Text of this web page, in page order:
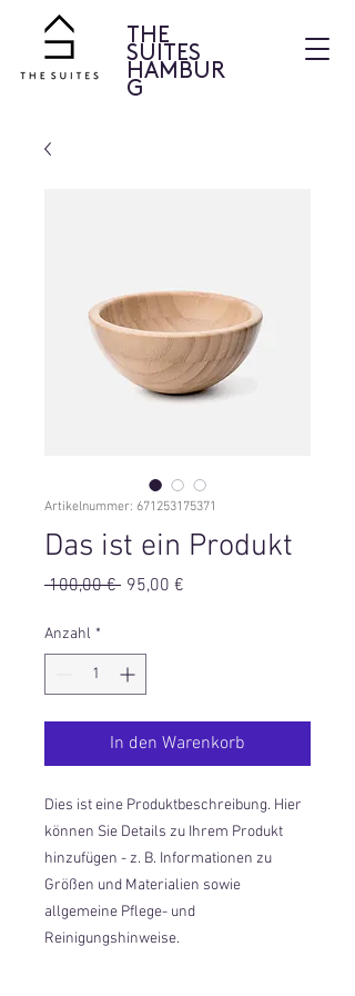
THE
SUITES
HAMBUR
G
Artikelnummer: 671253175371
Das ist ein Produkt
100,00 € Standardpreis
95,00 €
Anzahl *
In den Warenkorb
Dies ist eine Produktbeschreibung. Hier
können Sie Details zu Ihrem Produkt
hinzufügen - z. B. Informationen zu
Größen und Materialien sowie
allgemeine Pflege- und
Reinigungshinweise.